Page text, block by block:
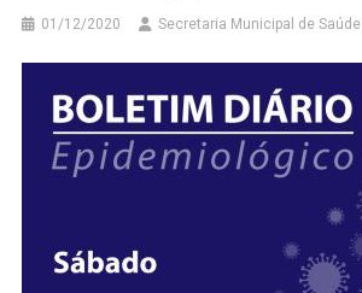
01/12/2020 Secretaria Municipal de Saúde